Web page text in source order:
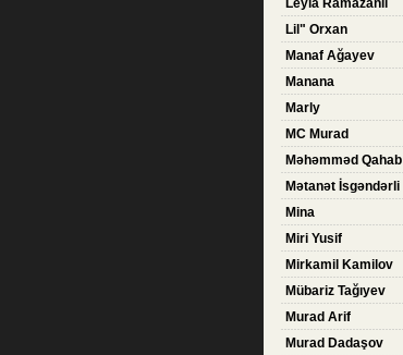
Leyla Ramazanlı
Lil" Orxan
Manaf Ağayev
Manana
Marly
MC Murad
Məhəmməd Qahab
Mətanət İsgəndərli
Mina
Miri Yusif
Mirkamil Kamilov
Mübariz Tağıyev
Murad Arif
Murad Dadaşov